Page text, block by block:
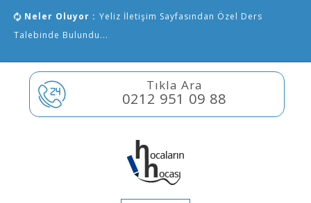
Neler Oluyor : Yeliz İletişim Sayfasından Özel Ders
Talebinde Bulundu...
Tıkla Ara
0212 951 09 88